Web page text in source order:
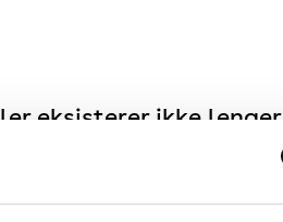
eksisterer ikke lenger.